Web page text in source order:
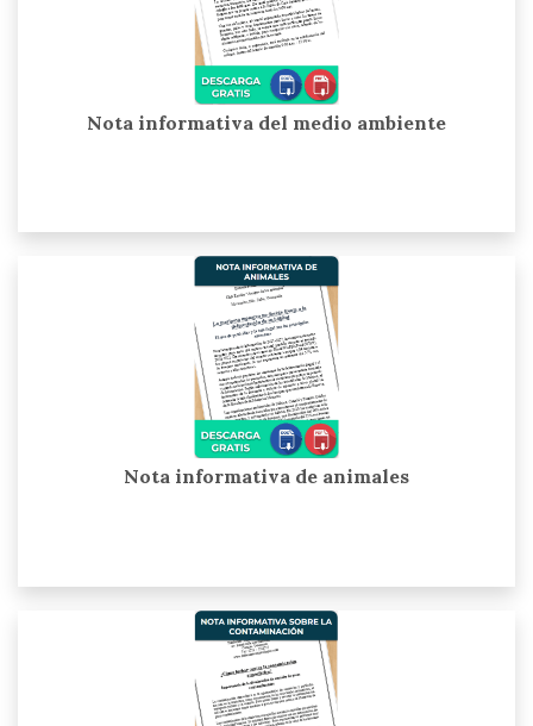
Nota informativa del medio ambiente
Nota informativa de animales